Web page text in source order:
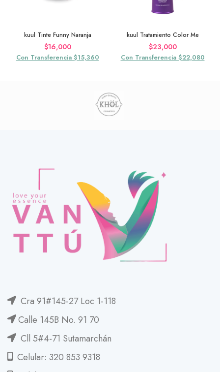
kuul Tinte Funny Naranja
$16,000
Con Transferencia $15,360
kuul Tratamiento Color Me
$23,000
Con Transferencia $22,080
Cra 91#145-27 Loc 1-118
Calle 145B No. 91 70
Cll 5#4-71 Sutamarchán
Celular: 320 853 9318